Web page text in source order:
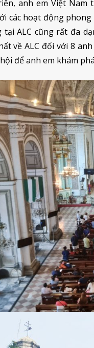
anh em Việt
các hoạt động
ALC cũng rất đa
về ALC đối với 8
để anh em khám